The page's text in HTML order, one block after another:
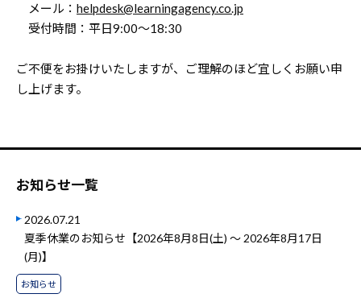
メール： helpdesk@learningagency.co.jp
受付時間：平日9:00～18:30
ご不便をお掛けいたしますが、ご理解のほど宜しくお願い申
し上げます。
お知らせ一覧
2026.07.21
夏季休業のお知らせ【2026年8月8日(土) ～ 2026年8月17日
(月)】
お知らせ